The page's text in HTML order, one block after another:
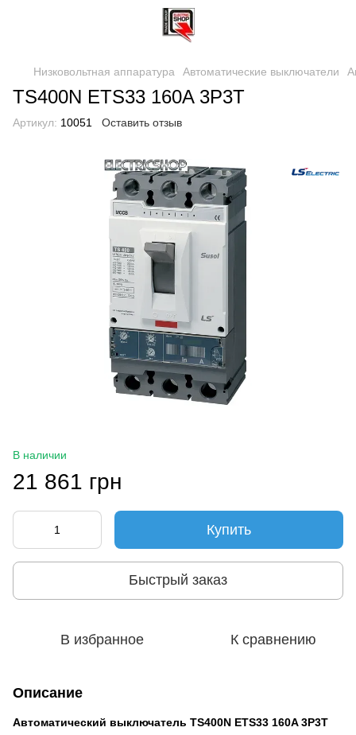
Низковольтная аппаратура Автоматические выключатели
TS400N ETS33 160A 3P3T
Артикул: 10051 Оставить отзыв
В наличии
21 861 грн
Купить
Быстрый заказ
В избранное К сравнению
Описание
Автоматический выключатель TS400N ETS33 160A 3P3T